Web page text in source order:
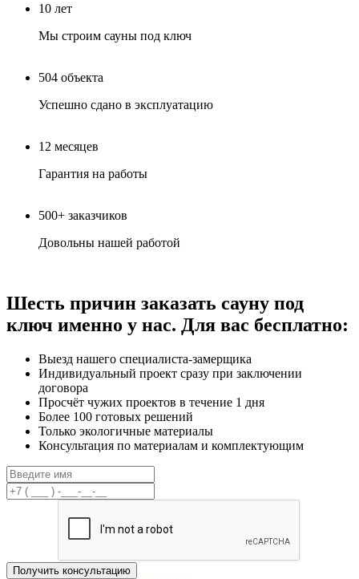
10 лет
Мы строим сауны под ключ
504 объекта
Успешно сдано в эксплуатацию
12 месяцев
Гарантия на работы
500+ заказчиков
Довольны нашей работой
Шесть причин заказать сауну под
ключ именно у нас. Для вас бесплатно:
Выезд нашего специалиста-замерщика
Индивидуальный проект сразу при заключении
договора
Просчёт чужих проектов в течение 1 дня
Более 100 готовых решений
Только экологичные материалы
Консультация по материалам и комплектующим
Получить консультацию